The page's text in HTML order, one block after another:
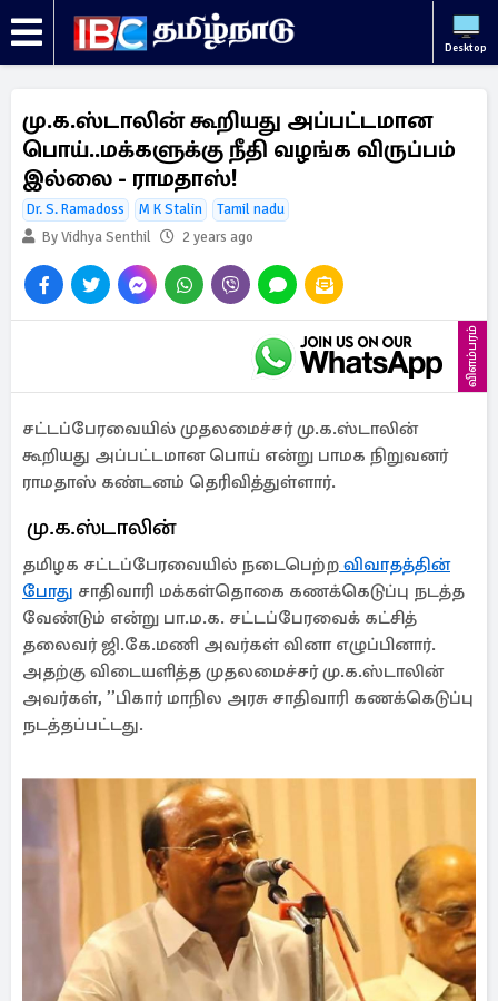
Desktop
மு.க.ஸ்டாலின் கூறியது அப்பட்டமான
பொய்..மக்களுக்கு நீதி வழங்க விருப்பம்
இல்லை - ராமதாஸ்!
Dr. S. Ramadoss M K Stalin
Tamil nadu
By Vidhya Senthil
2 years ago
விளம்பரம்
சட்டப்பேரவையில் முதலமைச்சர் மு.க.ஸ்டாலின்
கூறியது அப்பட்டமான பொய் என்று பாமக நிறுவனர்
ராமதாஸ் கண்டனம் தெரிவித்துள்ளார்.
மு.க.ஸ்டாலின்
தமிழக சட்டப்பேரவையில் நடைபெற்ற விவாதத்தின்
போது சாதிவாரி மக்கள்தொகை கணக்கெடுப்பு நடத்த
வேண்டும் என்று பா.ம.க. சட்டப்பேரவைக் கட்சித்
தலைவர் ஜி.கே.மணி அவர்கள் வினா எழுப்பினார்.
அதற்கு விடையளித்த முதலமைச்சர் மு.க.ஸ்டாலின்
அவர்கள், ’’பிகார் மாநில அரசு சாதிவாரி கணக்கெடுப்பு
நடத்தப்பட்டது.